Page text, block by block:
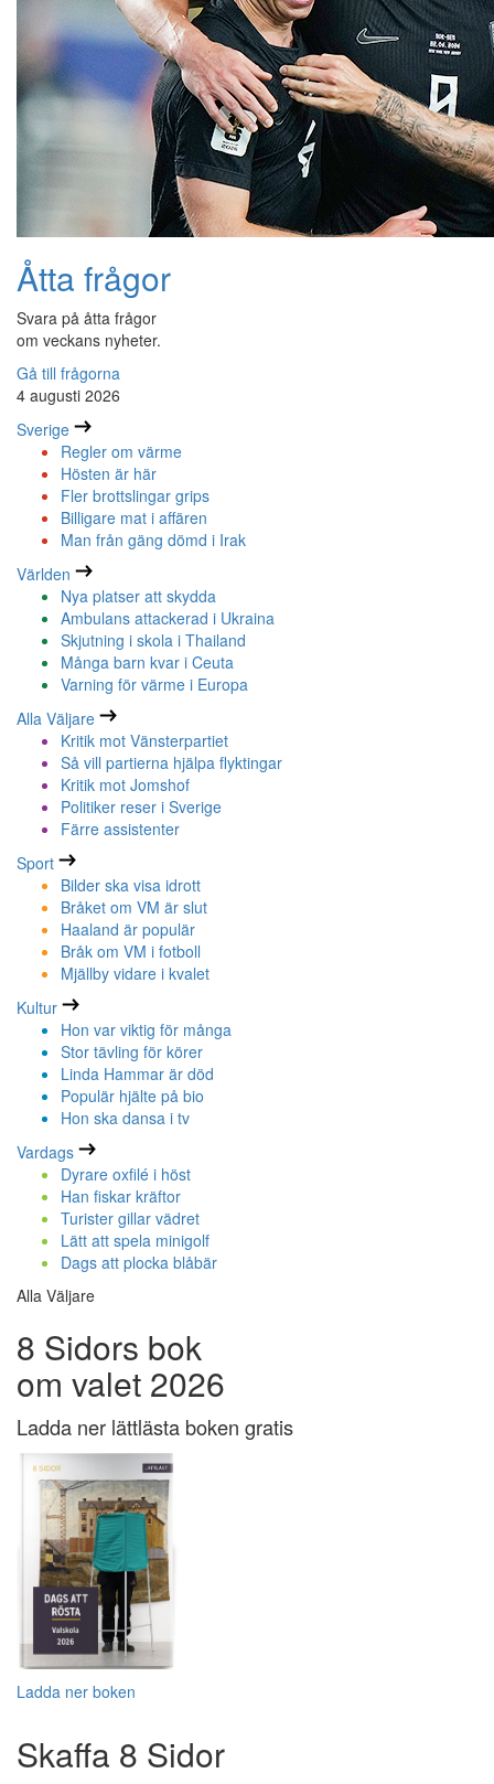
Åtta frågor
Svara på åtta frågor
om veckans nyheter.
Gå till frågorna
4 augusti 2026
Sverige
Regler om värme
Hösten är här
Fler brottslingar grips
Billigare mat i affären
Man från gäng dömd i Irak
Världen
Nya platser att skydda
Ambulans attackerad i Ukraina
Skjutning i skola i Thailand
Många barn kvar i Ceuta
Varning för värme i Europa
Alla Väljare
Kritik mot Vänsterpartiet
Så vill partierna hjälpa flyktingar
Kritik mot Jomshof
Politiker reser i Sverige
Färre assistenter
Sport
Bilder ska visa idrott
Bråket om VM är slut
Haaland är populär
Bråk om VM i fotboll
Mjällby vidare i kvalet
Kultur
Hon var viktig för många
Stor tävling för körer
Linda Hammar är död
Populär hjälte på bio
Hon ska dansa i tv
Vardags
Dyrare oxfilé i höst
Han fiskar kräftor
Turister gillar vädret
Lätt att spela minigolf
Dags att plocka blåbär
Alla Väljare
8 Sidors bok
om valet 2026
Ladda ner lättlästa boken gratis
Ladda ner boken
Skaffa 8 Sidor